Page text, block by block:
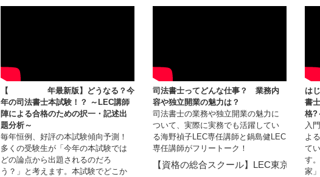
【2022年最新版】どうなる？今
年の司法書士本試験！？ ～LEC講師
陣による合格のための択一・記述出
題分析～
毎年恒例、好評の本試験傾向予測！
多くの受験生が「今年の本試験では
どの論点から出題されるのだろ
う？」と考えます。本試験でどこか
司法書士ってどんな仕事？ 業務内
容や独立開業の魅力は？
司法書士の業務や独立開業の魅力に
ついて、実際に実務でも活躍してい
る海野禎子LEC専任講師と鍋島健LEC
専任講師がフリートーク！
【資格の総合スクール】LEC東京リーガ
は
書
格?
入
よ
て
す
家